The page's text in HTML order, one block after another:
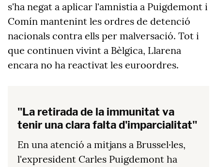
s'ha negat a aplicar l'amnistia a Puigdemont i
Comín mantenint les ordres de detenció
nacionals contra ells per malversació. Tot i
que continuen vivint a Bèlgica, Llarena
encara no ha reactivat les euroordres.
"La retirada de la immunitat va
tenir una clara falta d'imparcialitat"
En una atenció a mitjans a Brussel·les,
l'expresident Carles Puigdemont ha